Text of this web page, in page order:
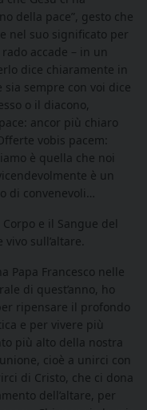
della pace”, gesto che
nel suo significato per
accade – in un
dice chiaramente in
sia sempre con voi dice
o il diacono,
ancor più chiaro
vobis pacem:
è quella che noi
è un
di convenevoli…
e il Sangue del
sull’altare.
Papa Francesco nelle
di quest’anno, ho
ripensare il profondo
e per vivere più
più alto della nostra
cioè a unirci con
di Cristo, che ci dona
dell’altare, per